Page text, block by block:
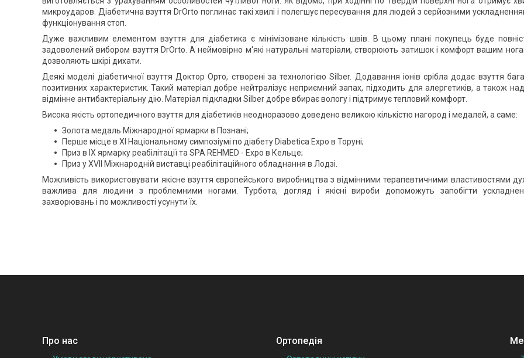
микроударов. Діабетична взуття DrOrto поглинає такі хвилі і полегшує пересування для людей з серйозними
функціонування стоп.
Дуже важливим елементом взуття для діабетика є мінімізоване кількість швів. В цьому плані покупець буде
задоволений вибором взуття DrOrto. А неймовірно м'які натуральні матеріали, створюють затишок і комфорт вашим
дозволяють шкірі дихати.
Деякі моделі діабетичної взуття Доктор Орто, створені за технологією Silber. Додавання іонів срібла додає взуття
позитивних характеристик. Такий матеріал добре нейтралізує неприємний запах, підходить для алергетиків, а також
відмінне антибактеріальну дію. Матеріал підкладки Silber добре вбирає вологу і підтримує тепловий комфорт.
Висока якість ортопедичного взуття для діабетиків неодноразово доведено великою кількістю нагород і медалей, а саме:
Золота медаль Міжнародної ярмарки в Познані;
Перше місце в XI Національному симпозіумі по діабету Diabetica Expo в Торуні;
Приз в IX ярмарку реабілітації та SPA REHMED - Expo в Кельце;
Приз у XVII Міжнародній виставці реабілітаційного обладнання в Лодзі.
Можливість використовувати якісне взуття європейського виробництва з відмінними терапевтичними властивостями
важлива для людини з проблемними ногами. Турбота, догляд і якісні вироби допоможуть запобігти
захворювань і по можливості усунути їх.
Про нас Ортопедія